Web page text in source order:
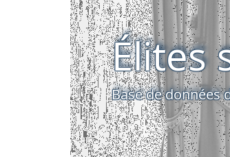
Élites
Base de données